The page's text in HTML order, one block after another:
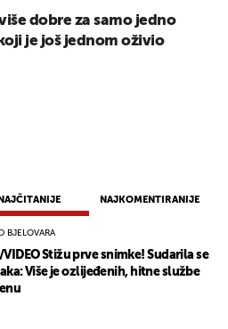
NAJČITANIJE NAJKOMENTIRANIJE
BJELOVARA
VIDEO Stižu prve snimke! Sudarila se
Više je ozlijeđenih, hitne službe
dobre za samo jedno
je još jednom oživio